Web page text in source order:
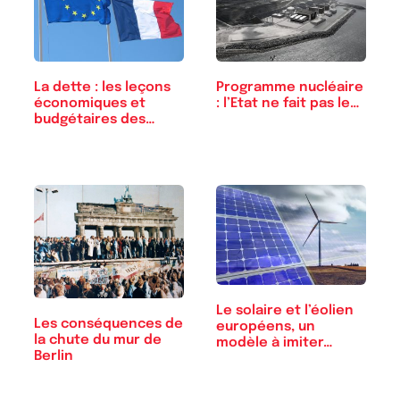
La dette : les leçons
économiques et
budgétaires des…
Programme nucléaire
: l’Etat ne fait pas le…
Les conséquences de
la chute du mur de
Berlin
Le solaire et l’éolien
européens, un
modèle à imiter…